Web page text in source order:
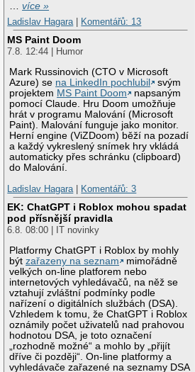
…více »
Ladislav Hagara
Komentářů: 13
MS Paint Doom
7.8. 12:44 | Humor
Mark Russinovich (CTO v Microsoft
Azure) se na LinkedIn pochlubil
svým
projektem MS Paint Doom
napsaným
pomocí Claude. Hru Doom umožňuje
hrát v programu Malování (Microsoft
Paint). Malování funguje jako monitor.
Herní engine (ViZDoom) běží na pozadí
a každý vykreslený snímek hry vkládá
automaticky přes schránku (clipboard)
do Malování.
Ladislav Hagara
Komentářů: 3
EK: ChatGPT i Roblox mohou spadat
pod přísnější pravidla
6.8. 08:00 | IT novinky
Platformy ChatGPT i Roblox by mohly
býtzařazeny na seznam
mimořádně
velkých on-line platforem nebo
internetových vyhledávačů, na něž se
vztahují zvláštní podmínky podle
nařízení o digitálních službách (DSA).
Vzhledem k tomu, že ChatGPT i Roblox
oznámily počet uživatelů nad prahovou
hodnotou DSA, je toto označení
„rozhodně možné“ a mohlo by „přijít
dříve či později“. On-line platformy a
vyhledávače zařazené na seznamy DSA